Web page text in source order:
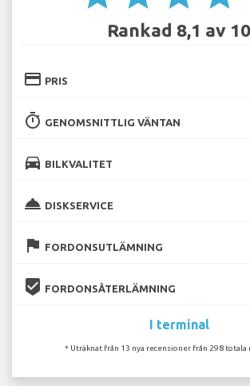
Rankad 8,1 av 10
credit_card PRIS
timer GENOMSNITTLIG VÄNTAN
directions_car BILKVALITET
room_service DISKSERVICE
flag FORDONSUTLÄMNING
beenhere FORDONSÅTERLÄMNING
I terminal
* Uträknat från 13 nya recensioner från 298 totala